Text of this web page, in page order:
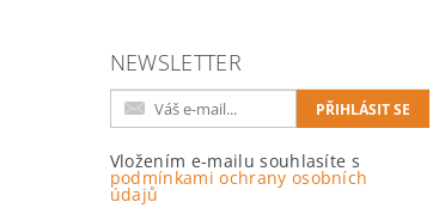
NEWSLETTER
Vložením e-mailu souhlasíte s
podmínkami ochrany osobních
údajů